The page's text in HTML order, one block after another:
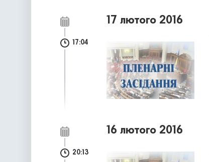
17 лютого 2016
17:04
16 лютого 2016
20:13